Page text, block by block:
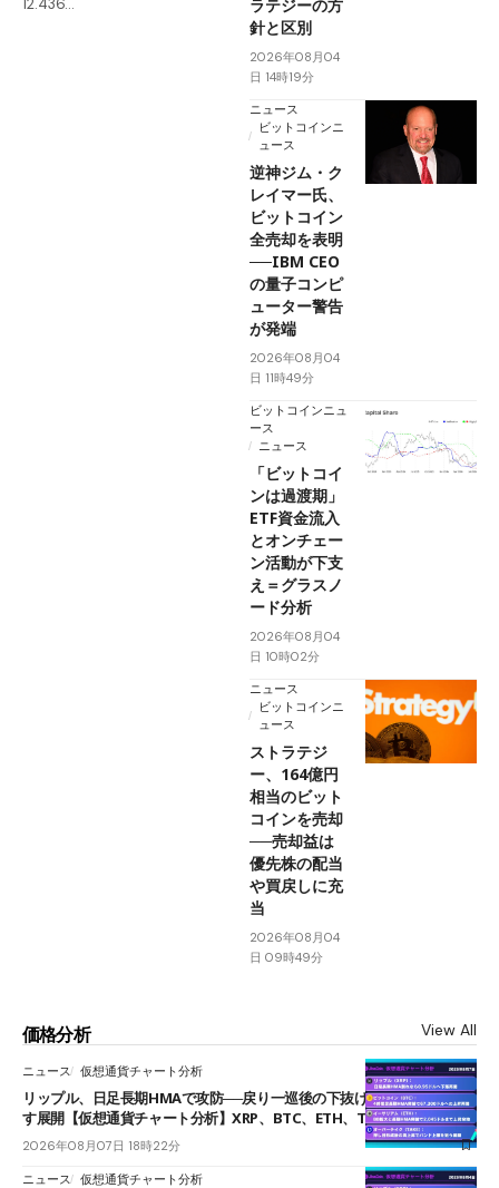
12.436…
ラテジーの方
針と区別
2026年08月04
日 14時19分
ニュース
ビットコインニ
ュース
逆神ジム・ク
レイマー氏、
ビットコイン
全売却を表明
──IBM CEO
の量子コンピ
ューター警告
が発端
2026年08月04
日 11時49分
ビットコインニュ
ース
ニュース
「ビットコイ
ンは過渡期」
ETF資金流入
とオンチェー
ン活動が下支
え＝グラスノ
ード分析
2026年08月04
日 10時02分
ニュース
ビットコインニ
ュース
ストラテジ
ー、164億円
相当のビット
コインを売却
──売却益は
優先株の配当
や買戻しに充
当
2026年08月04
日 09時49分
価格分析 View All
ニュース 仮想通貨チャート分析
リップル、日足長期HMAで攻防──戻り一巡後の下抜けで0.95ドルを試
す展開【仮想通貨チャート分析】XRP、BTC、ETH、TAKE
2026年08月07日 18時22分
ニュース 仮想通貨チャート分析